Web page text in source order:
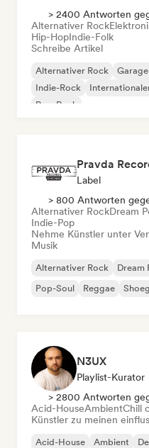
> 2400 Antworten
Alternativer Rock
Hip-HopIndie-Folk
Schreibe Artikel
Alternativer Rock
Indie-Rock
Pop-Rock
Pravda
Label
> 800 Antworten
Alternativer RockDream
Indie-Pop
Nehme Künstler unter
Musik
Alternativer Rock Dream
Pop-Soul
Reggae
N3UX
Playlist-Kurator
> 2800 Antworten
Acid-HouseAmbientChill
Künstler zu meinen
Acid-House Ambient